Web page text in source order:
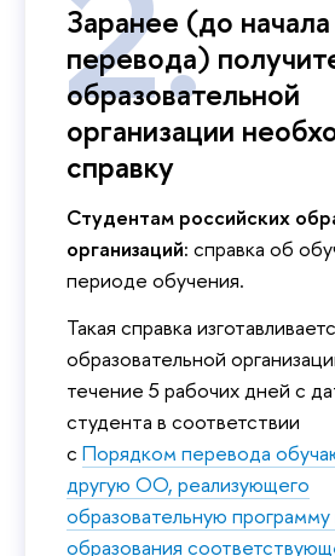
Заранее (до
перевода)
образовательной
организации
справку
Студентам российских
организаций: справка об
периоде обучения.
Такая справка
образовательной
течение 5 рабочих дней с
студента в соответствии
с Порядком перевода
другую ОО, реализующего
образовательную
образования